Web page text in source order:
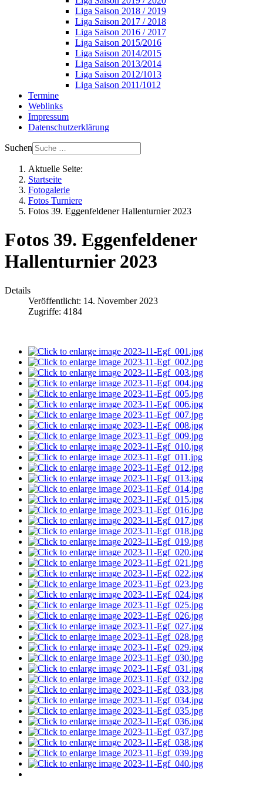
Liga Saison 2018 / 2019
Liga Saison 2017 / 2018
Liga Saison 2016 / 2017
Liga Saison 2015/2016
Liga Saison 2014/2015
Liga Saison 2013/2014
Liga Saison 2012/1013
Liga Saison 2011/1012
Termine
Weblinks
Impressum
Datenschutzerklärung
Suchen
Aktuelle Seite:
Startseite
Fotogalerie
Fotos Turniere
Fotos 39. Eggenfeldener Hallenturnier 2023
Fotos 39. Eggenfeldener
Hallenturnier 2023
Details
Veröffentlicht: 14. November 2023
Zugriffe: 4184